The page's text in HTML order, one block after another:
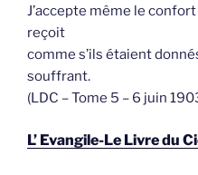
J’accepte même le
reçoit
comme s’ils étaient
souffrant.
(LDC – Tome 5 – 6 juin
L’ Evangile-Le Livre du